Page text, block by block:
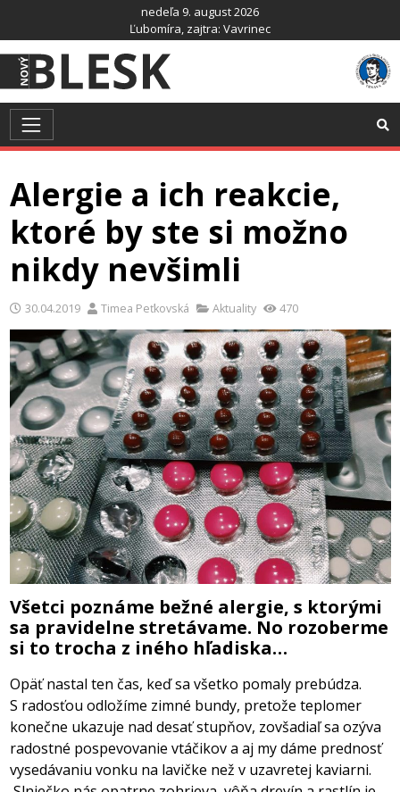
obsah
nedeľa 9. august 2026
Ľubomíra , zajtra: Vavrinec
Alergie a ich reakcie,
ktoré by ste si možno
nikdy nevšimli
30.04.2019 Timea Peťkovská Aktuality 470
Všetci poznáme bežné alergie, s ktorými
sa pravidelne stretávame. No rozoberme
si to trocha z iného hľadiska…
Opäť nastal ten čas, keď sa všetko pomaly prebúdza.
S radosťou odložíme zimné bundy, pretože teplomer
konečne ukazuje nad desať stupňov, zovšadiaľ sa ozýva
radostné pospevovanie vtáčikov a aj my dáme prednosť
vysedávaniu vonku na lavičke než v uzavretej kaviarni.